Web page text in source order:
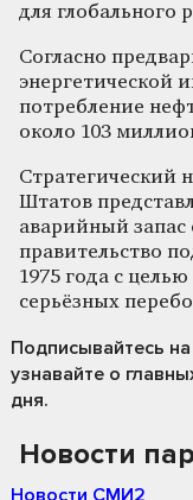
для глобального
Согласно
энергетической
потребление
около 103
Стратегический
Штатов
аварийный
правительство
1975 года с
серьёзных
Подписывайтесь
узнавайте о
дня.
Новости
Новости СМИ2